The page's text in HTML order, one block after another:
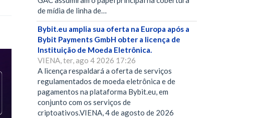
de mídia de linha de…
Bybit.eu amplia sua oferta na Europa após a
Bybit Payments GmbH obter a licença de
Instituição de Moeda Eletrônica.
VIENA, ter, ago 4 2026 17:26
A licença respaldará a oferta de serviços
regulamentados de moeda eletrônica e de
pagamentos na plataforma Bybit.eu, em
conjunto com os serviços de
criptoativos.VIENA, 4 de agosto de 2026